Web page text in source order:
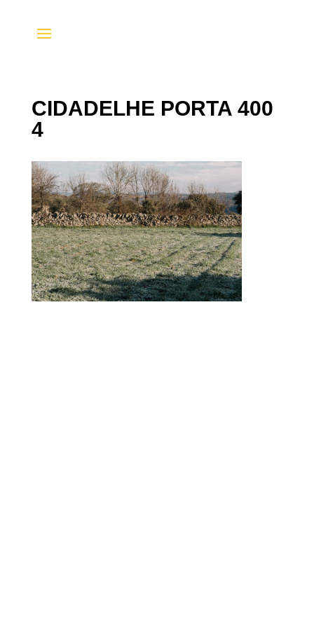
CIDADELHE PORTA 400
4